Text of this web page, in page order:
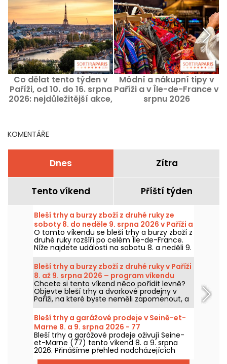
Co dělat tento týden v
Paříži, od 10. do 16. srpna
2026: nejdůležitější akce,
Módní a nákupní tipy v
Paříži a v Île-de-France v
srpnu 2026
KOMENTÁŘE
Dnes Zítra
Tento víkend Příští týden
Bleší trhy a burzy zboží z druhé ruky ze
soboty 8. do neděle 9. srpna 2026 v Paříži a
v Île-de-France – víkendový program
O tomto víkendu se bleší trhy a burzy zboží z
druhé ruky rozšíří po celém Île-de-France.
Níže najdete události na sobotu 8. a neděli 9.
srpna 2026, kdy můžete lovit výhodné
kousky, prohledávat stánky a třeba objevit
perličku mezi poklady.
Bleší trhy a burzy zboží z druhé ruky v Paříži
8. až 9. srpna 2026 – program víkendu
Chcete si tento víkend něco pořídit levně?
Objevte bleší trhy a dvorkové prodejny v
Paříži, na které byste neměli zapomenout, a
to v sobotu 8. a v neděli 9. srpna 2026, kde
můžete nasbírat spoustu skvělých nabídek.
Bleší trhy a garážové prodeje v Seině-et-
Marne 8. a 9. srpna 2026 - 77
Bleší trhy a garážové prodeje oživují Seine-
et-Marne (77) tento víkend 8. a 9. srpna
2026. Přinášíme přehled nadcházejících
akcí, na které se můžete těšit!